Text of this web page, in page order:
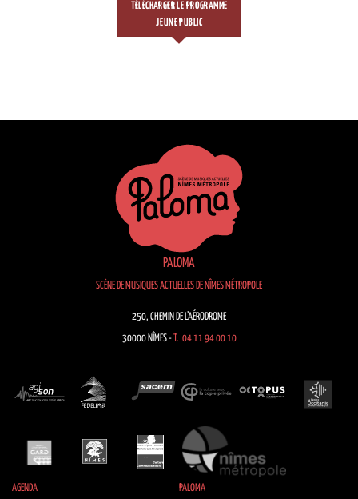
TÉLÉCHARGER LE PROGRAMME
JEUNE PUBLIC
PALOMA
SCÈNE DE MUSIQUES ACTUELLES DE NÎMES MÉTROPOLE
250, CHEMIN DE L’AÉRODROME
30000 NÎMES -T. 04 11 94 00 10
AGENDA PALOMA